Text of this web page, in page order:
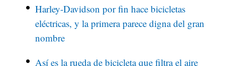
Harley-Davidson por fin hace bicicletas
eléctricas, y la primera parece digna del gran
nombre
Así es la rueda de bicicleta que filtra el aire